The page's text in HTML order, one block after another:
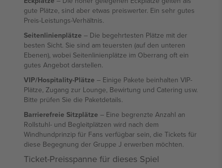
gute Plätze, sind aber etwas preiswerter. Ein sehr gutes
Preis-Leistungs-Verhältnis.
Seitenlinienplätze – Die begehrtesten Plätze mit der
besten Sicht. Sie sind am teuersten (auf den unteren
Ebenen), wobei Seitenlinienplätze im Oberrang oft ein
gutes Angebot darstellen.
VIP/Hospitality-Plätze – Einige Pakete beinhalten VIP-
Plätze, Zugang zur Lounge, Bewirtung und Catering usw.
Bitte prüfen Sie die Paketdetails.
Barrierefreie Sitzplätze – Eine begrenzte Anzahl an
Rollstuhl- und Begleitplätzen wird nach dem
Windhundprinzip für Fans verfügbar sein, die Tickets für
diese Begegnung der Gruppe J erwerben möchten.
Ticket-Preisspanne für dieses Spiel